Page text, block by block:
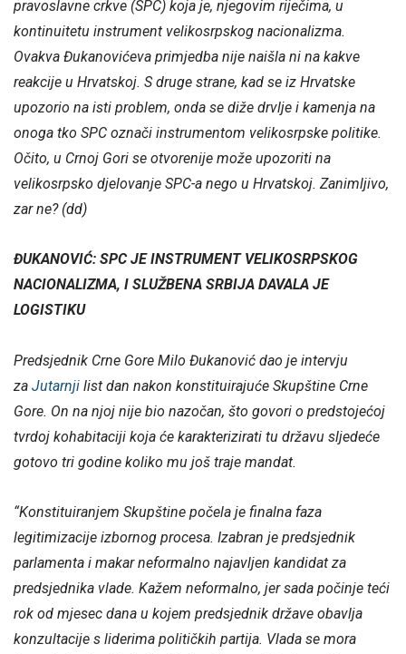
pravoslavne crkve (SPC) koja je, njegovim riječima, u
kontinuitetu instrument velikosrpskog nacionalizma.
Ovakva Đukanovićeva primjedba nije naišla ni na kakve
reakcije u Hrvatskoj. S druge strane, kad se iz Hrvatske
upozorio na isti problem, onda se diže drvlje i kamenja na
onoga tko SPC označi instrumentom velikosrpske politike.
Očito, u Crnoj Gori se otvorenije može upozoriti na
velikosrpsko djelovanje SPC-a nego u Hrvatskoj. Zanimljivo,
zar ne? (dd)
ĐUKANOVIĆ: SPC JE INSTRUMENT VELIKOSRPSKOG
NACIONALIZMA, I SLUŽBENA SRBIJA DAVALA JE
LOGISTIKU
Predsjednik Crne Gore Milo Đukanović dao je intervju
za Jutarnji list dan nakon konstituirajuće Skupštine Crne
Gore. On na njoj nije bio nazočan, što govori o predstojećoj
tvrdoj kohabitaciji koja će karakterizirati tu državu sljedeće
gotovo tri godine koliko mu još traje mandat.
“Konstituiranjem Skupštine počela je finalna faza
legitimizacije izbornog procesa. Izabran je predsjednik
parlamenta i makar neformalno najavljen kandidat za
predsjednika vlade. Kažem neformalno, jer sada počinje teći
rok od mjesec dana u kojem predsjednik države obavlja
konzultacije s liderima političkih partija. Vlada se mora